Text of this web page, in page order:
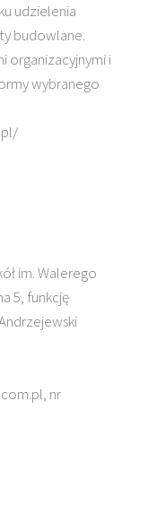
udzielenia
budowlane.
organizacyjnymi i
wybranego
im. Walerego
5, funkcję
nr